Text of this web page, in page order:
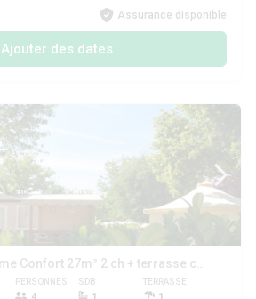
Assurance disponible
Ajouter des dates
(Mobil-home Confort 27m² 2 ch + terrasse couverte + clim - sans tv)
PERSONNES SDB TERRASSE